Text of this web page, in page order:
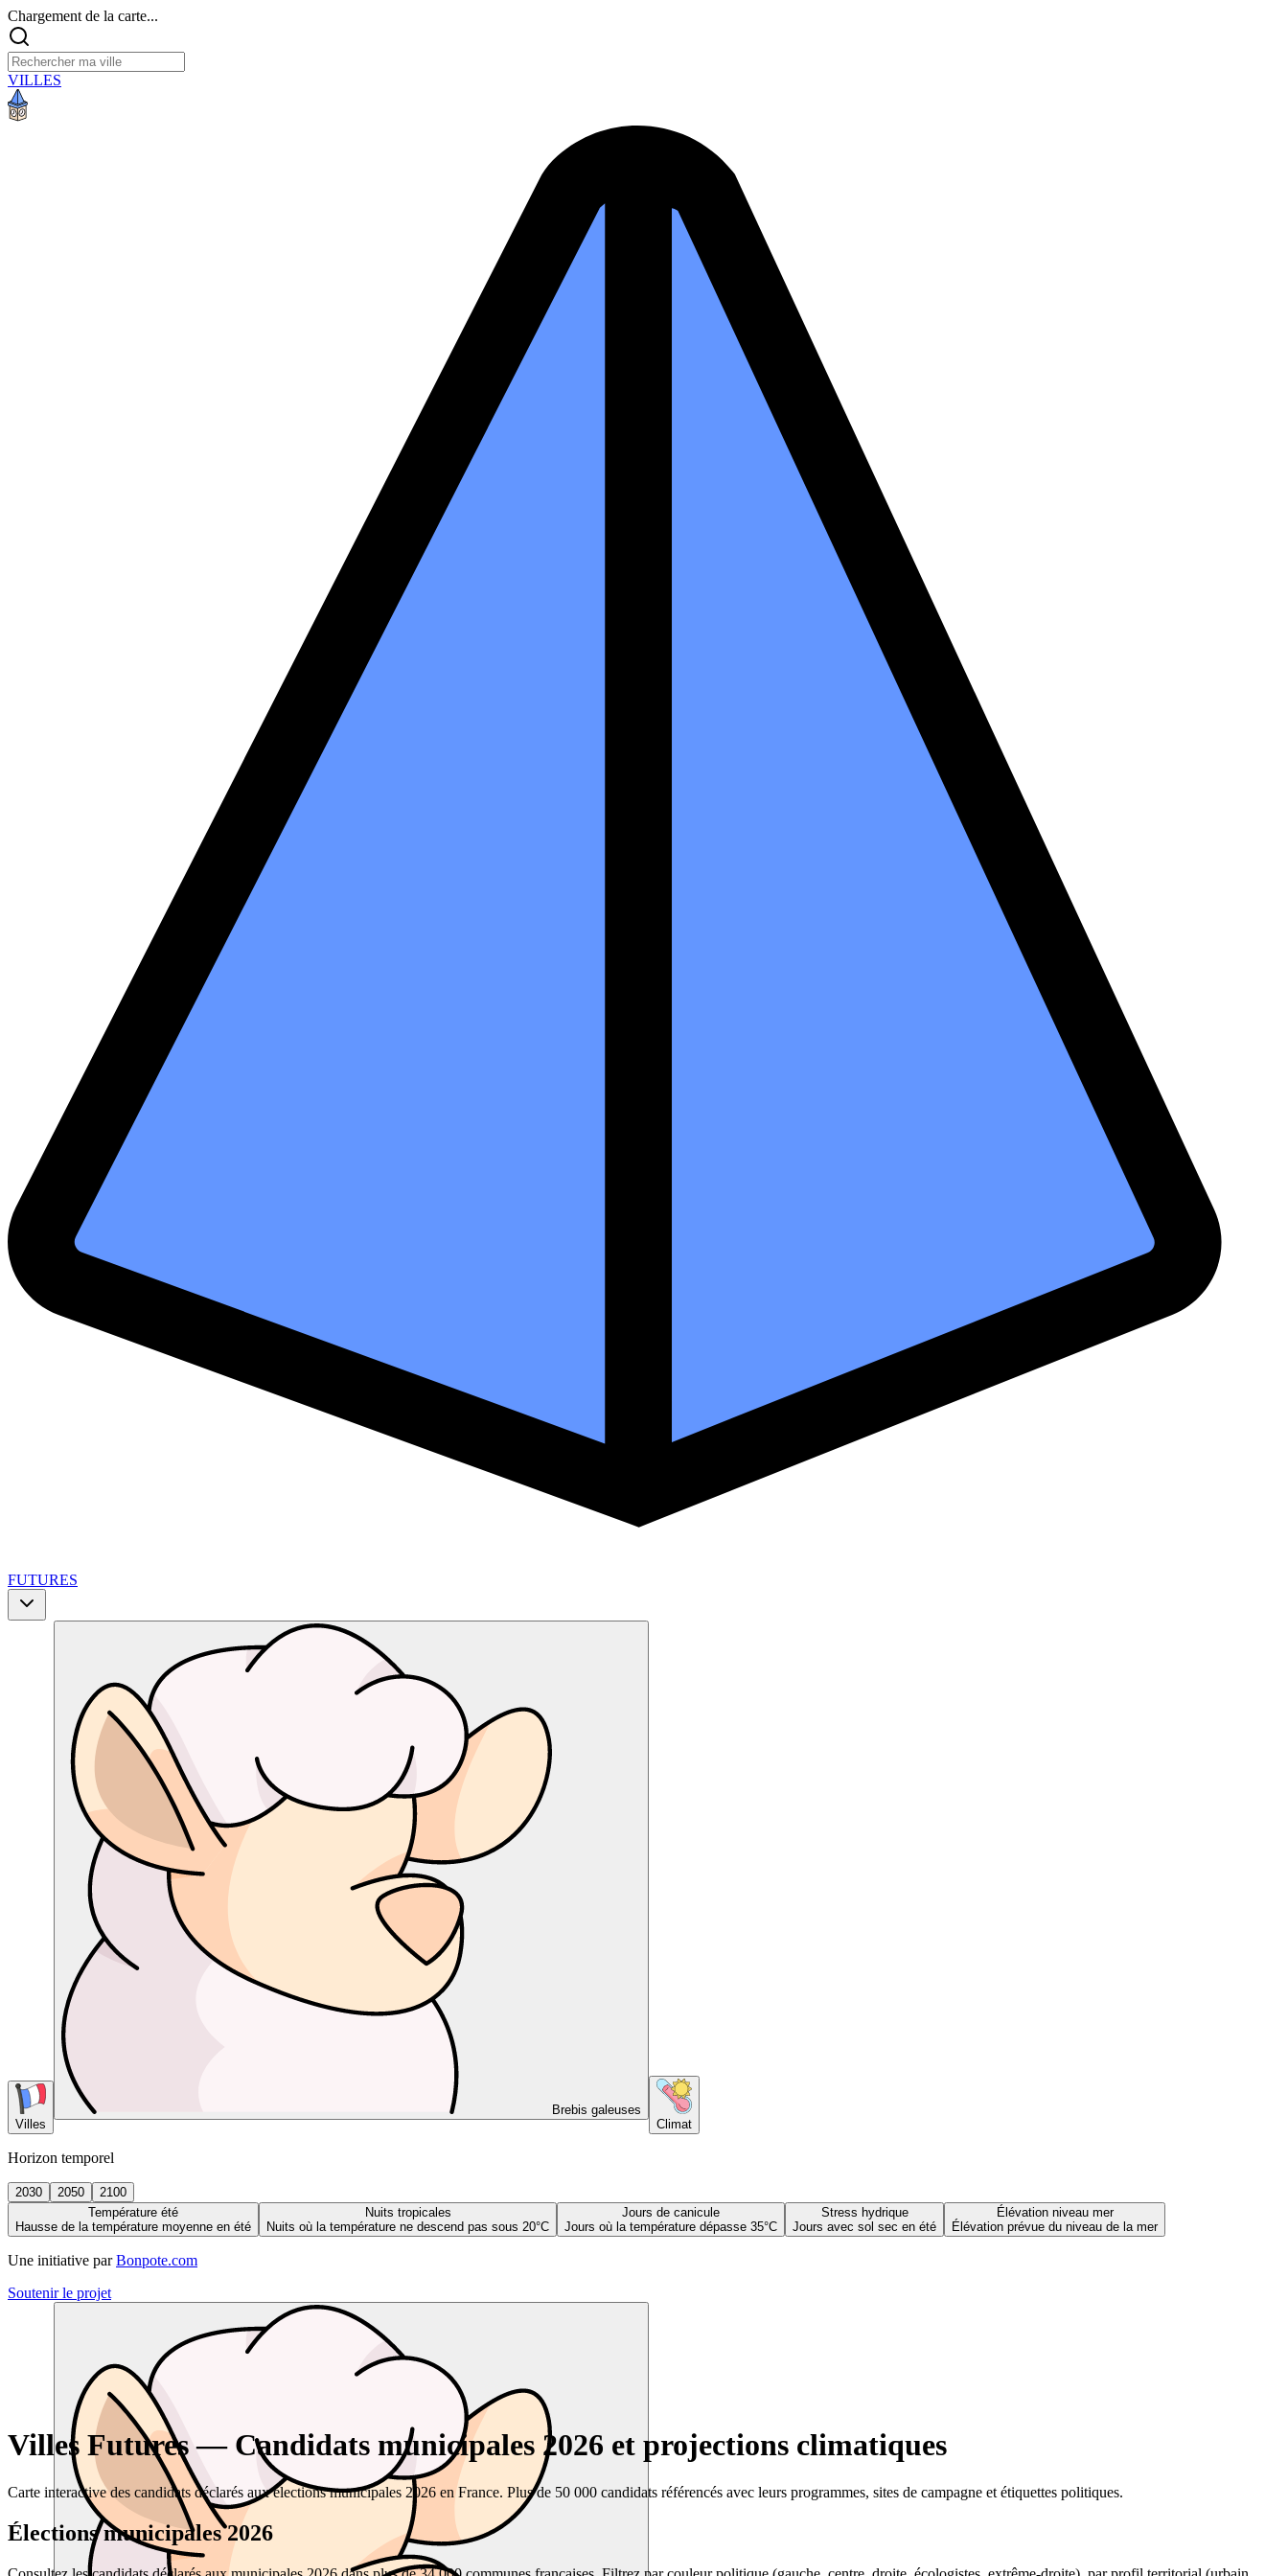
Chargement de la carte...
VILLES
FUTURES
Villes
Brebis galeuses
Climat
Horizon temporel
2030 2050
2100
Température été
Hausse de la température moyenne en été
Nuits tropicales
Nuits où la température ne descend pas sous 20°C
Jours de canicule
Jours où la température dépasse 35°C
Stress hydrique
Jours avec sol sec en été
Élévation niveau mer
Élévation prévue du niveau de la mer
Une initiative par Bonpote.com
Soutenir le projet
Villes Futures — Candidats municipales 2026 et projections climatiques
Carte interactive des candidats déclarés aux élections municipales 2026 en France. Plus de 50 000 candidats référencés avec leurs programmes, sites de campagne et étiquettes politiques.
Élections municipales 2026